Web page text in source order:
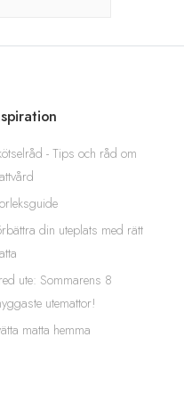
- Tips och råd om
din uteplats med rätt
ute: Sommarens 8
utemattor!
matta hemma